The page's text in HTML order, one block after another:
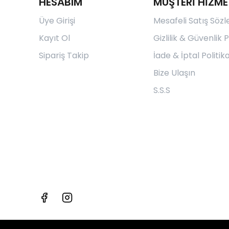
Üye Girişi
Kayıt Ol
Sipariş Takip
Mesafeli Satış
Gizlilik & Güvenlik
İade & İptal
Bize Ulaşın
S.S.S